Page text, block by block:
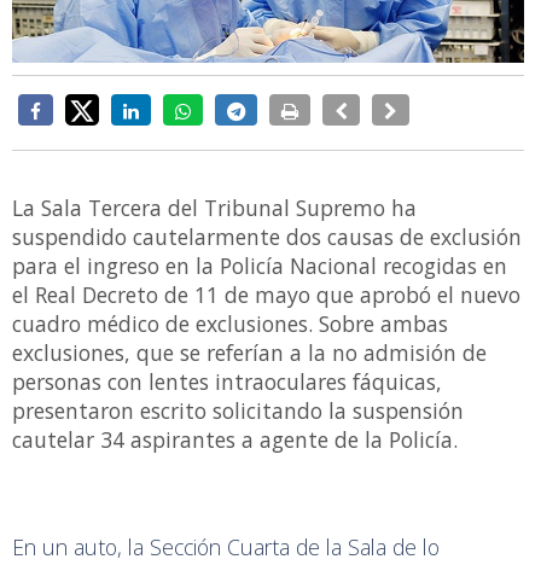
La Sala Tercera del Tribunal Supremo ha
suspendido cautelarmente dos causas de exclusión
para el ingreso en la Policía Nacional recogidas en
el Real Decreto de 11 de mayo que aprobó el nuevo
cuadro médico de exclusiones. Sobre ambas
exclusiones, que se referían a la no admisión de
personas con lentes intraoculares fáquicas,
presentaron escrito solicitando la suspensión
cautelar 34 aspirantes a agente de la Policía.
En un auto, la Sección Cuarta de la Sala de lo